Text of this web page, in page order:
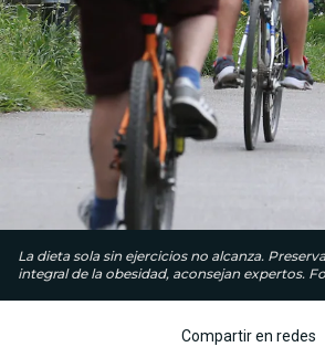
La dieta sola sin ejercicios no alcanza.
integral de la obesidad, aconsejan expertos.
Compartir en redes